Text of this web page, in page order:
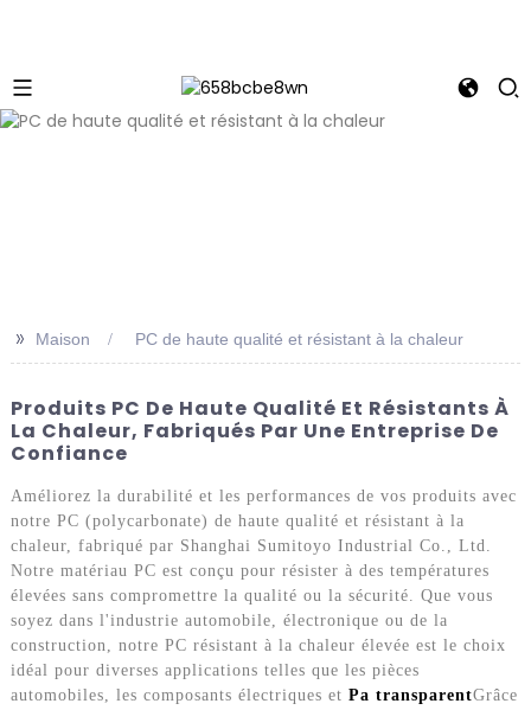
>> Maison PC de haute qualité et résistant à la chaleur
Produits PC De Haute Qualité Et Résistants À
La Chaleur, Fabriqués Par Une Entreprise De
Confiance
Améliorez la durabilité et les performances de vos produits avec
notre PC (polycarbonate) de haute qualité et résistant à la
chaleur, fabriqué par Shanghai Sumitoyo Industrial Co., Ltd.
Notre matériau PC est conçu pour résister à des températures
élevées sans compromettre la qualité ou la sécurité. Que vous
soyez dans l'industrie automobile, électronique ou de la
construction, notre PC résistant à la chaleur élevée est le choix
idéal pour diverses applications telles que les pièces
automobiles, les composants électriques et Pa transparentGrâce